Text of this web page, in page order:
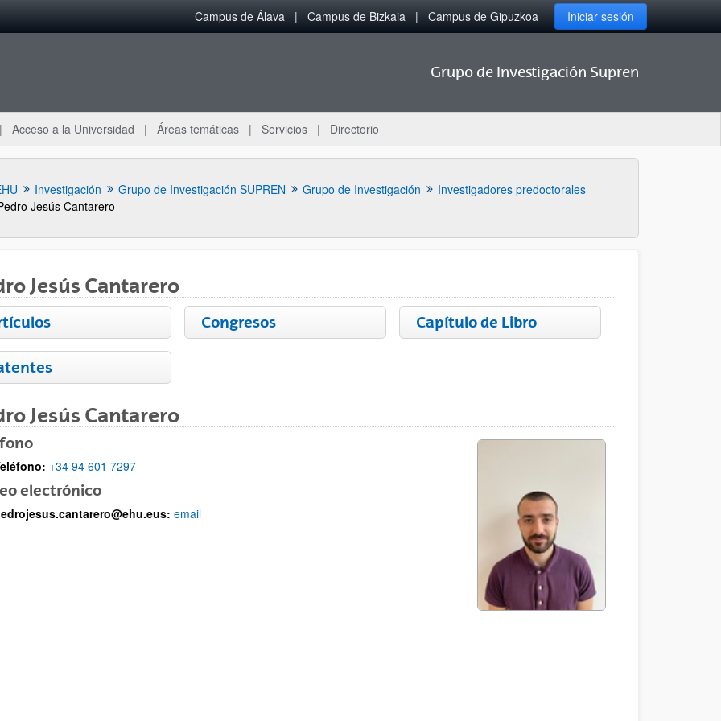
Campus de Álava Campus de Bizkaia Campus de Gipuzkoa Iniciar sesión
Grupo de Investigación Supren
Acceso a la Universidad Áreas temáticas Servicios Directorio
Investigación Grupo de Investigación SUPREN Grupo de Investigación
Investigadores predoctorales
Jesús Cantarero
subpáginas
subpáginas
subpáginas
Jesús Cantarero
Congresos Capítulo de Libro
Jesús Cantarero
+34 94 601 7297
electrónico
email